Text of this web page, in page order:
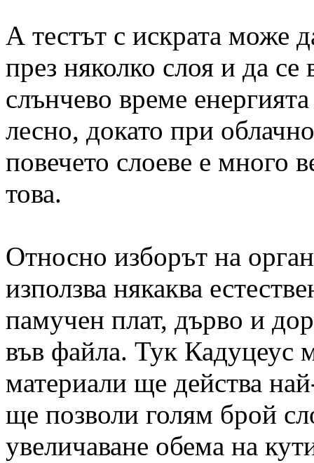
А тестът с искрата може
през няколко слоя и да
слънчево време
лесно, докато при
повечето слоеве е много
това.
Относно изборът на
използва някаква
памучен плат, дърво и
във файла. Тук Кадуцеус
материали ще действа
ще позволи голям брой
увеличаване обема на